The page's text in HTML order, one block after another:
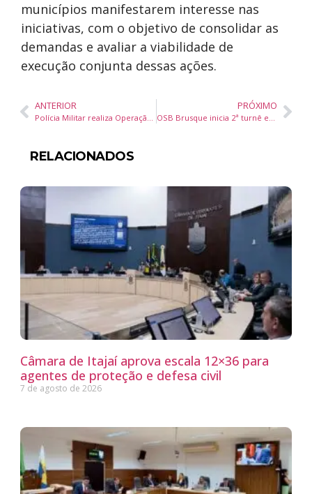
municípios manifestarem interesse nas
iniciativas, com o objetivo de consolidar as
demandas e avaliar a viabilidade de
execução conjunta dessas ações.
ANTERIOR
Polícia Militar realiza Operação Acesso Controlado em Balneário Camboriú e Camboriú para reforçar segurança
PRÓXIMO
OSB Brusque inicia 2ª turnê estadual do Observador Social Mirim em sete cidades de Santa Catarina
RELACIONADOS
Câmara de Itajaí aprova escala 12×36 para
agentes de proteção e defesa civil
7 de agosto de 2026